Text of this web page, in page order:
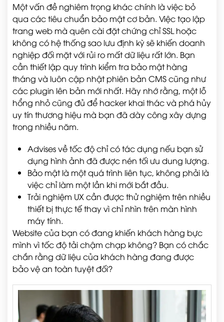
Một vấn đề nghiêm trọng khác chính là việc bỏ
qua các tiêu chuẩn bảo mật cơ bản. Việc tạo lập
trang web mà quên cài đặt chứng chỉ SSL hoặc
không có hệ thống sao lưu định kỳ sẽ khiến doanh
nghiệp đối mặt với rủi ro mất dữ liệu rất lớn. Bạn
cần thiết lập quy trình kiểm tra bảo mật hàng
tháng và luôn cập nhật phiên bản CMS cũng như
các plugin lên bản mới nhất. Hãy nhớ rằng, một lỗ
hổng nhỏ cũng đủ để hacker khai thác và phá hủy
uy tín thương hiệu mà bạn đã dày công xây dựng
trong nhiều năm.
Advises về tốc độ chỉ có tác dụng nếu bạn sử
dụng hình ảnh đã được nén tối ưu dung lượng.
Bảo mật là một quá trình liên tục, không phải là
việc chỉ làm một lần khi mới bắt đầu.
Trải nghiệm UX cần được thử nghiệm trên nhiều
thiết bị thực tế thay vì chỉ nhìn trên màn hình
máy tính.
Website của bạn có đang khiến khách hàng bực
mình vì tốc độ tải chậm chạp không? Bạn có chắc
chắn rằng dữ liệu của khách hàng đang được
bảo vệ an toàn tuyệt đối?